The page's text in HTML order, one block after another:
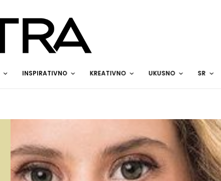
INSPIRATIVNO KREATIVNO UKUSNO SR